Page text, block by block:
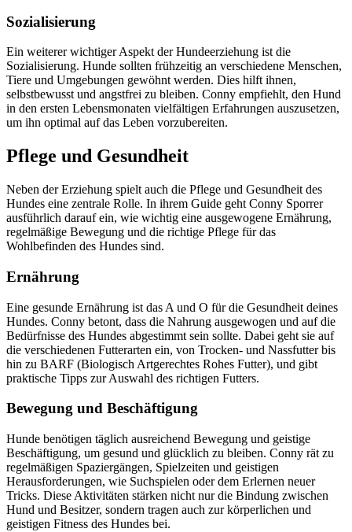
Sozialisierung
Ein weiterer wichtiger Aspekt der Hundeerziehung ist die
Sozialisierung. Hunde sollten frühzeitig an verschiedene Menschen,
Tiere und Umgebungen gewöhnt werden. Dies hilft ihnen,
selbstbewusst und angstfrei zu bleiben. Conny empfiehlt, den Hund
in den ersten Lebensmonaten vielfältigen Erfahrungen auszusetzen,
um ihn optimal auf das Leben vorzubereiten.
Pflege und Gesundheit
Neben der Erziehung spielt auch die Pflege und Gesundheit des
Hundes eine zentrale Rolle. In ihrem Guide geht Conny Sporrer
ausführlich darauf ein, wie wichtig eine ausgewogene Ernährung,
regelmäßige Bewegung und die richtige Pflege für das
Wohlbefinden des Hundes sind.
Ernährung
Eine gesunde Ernährung ist das A und O für die Gesundheit deines
Hundes. Conny betont, dass die Nahrung ausgewogen und auf die
Bedürfnisse des Hundes abgestimmt sein sollte. Dabei geht sie auf
die verschiedenen Futterarten ein, von Trocken- und Nassfutter bis
hin zu BARF (Biologisch Artgerechtes Rohes Futter), und gibt
praktische Tipps zur Auswahl des richtigen Futters.
Bewegung und Beschäftigung
Hunde benötigen täglich ausreichend Bewegung und geistige
Beschäftigung, um gesund und glücklich zu bleiben. Conny rät zu
regelmäßigen Spaziergängen, Spielzeiten und geistigen
Herausforderungen, wie Suchspielen oder dem Erlernen neuer
Tricks. Diese Aktivitäten stärken nicht nur die Bindung zwischen
Hund und Besitzer, sondern tragen auch zur körperlichen und
geistigen Fitness des Hundes bei.